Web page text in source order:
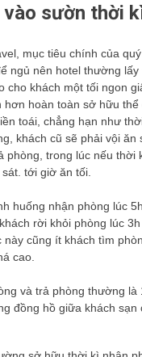
sườn thời
mục tiêu chính của
ngủ nên hotel thường lấy
cho khách một tối ngon
hơn hoàn toàn sở hữu thể
toái, chẳng hạn như
khách cũ sẽ phải vội ăn
phòng, trong lúc nếu thời
tới giờ ăn tối.
huống nhận phòng lúc
rời khỏi phòng lúc
này cũng ít khách tìm
cao.